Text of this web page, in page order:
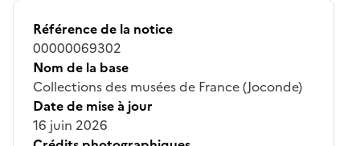
Référence de la notice
00000069302
Nom de la base
Collections des musées de France (Joconde)
Date de mise à jour
16 juin 2026